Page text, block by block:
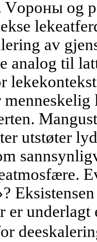
og
av
analog til
utstøter
er